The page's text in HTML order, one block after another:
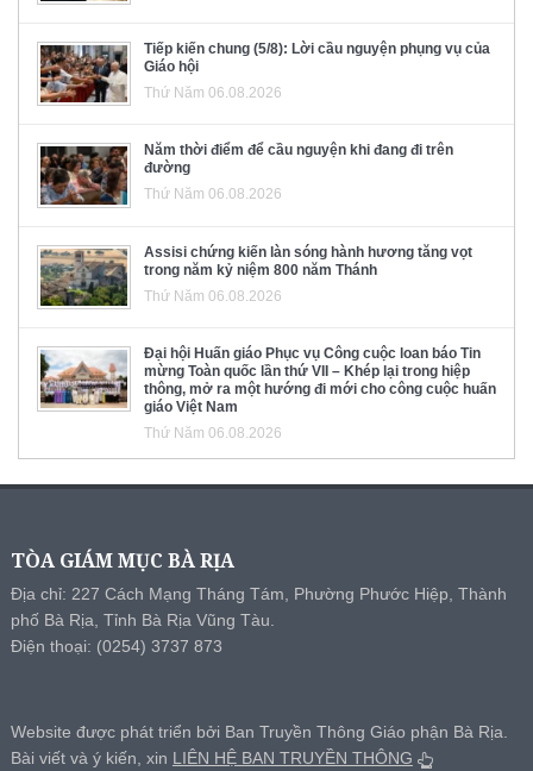
Tiếp kiến chung (5/8): Lời cầu nguyện phụng vụ của
Giáo hội
Thứ Năm 06.08.2026
Năm thời điểm để cầu nguyện khi đang đi trên
đường
Thứ Năm 06.08.2026
Assisi chứng kiến làn sóng hành hương tăng vọt
trong năm kỷ niệm 800 năm Thánh
Thứ Năm 06.08.2026
Đại hội Huấn giáo Phục vụ Công cuộc loan báo Tin
mừng Toàn quốc lần thứ VII – Khép lại trong hiệp
thông, mở ra một hướng đi mới cho công cuộc huấn
giáo Việt Nam
Thứ Năm 06.08.2026
TÒA GIÁM MỤC BÀ RỊA
Địa chỉ: 227 Cách Mạng Tháng Tám, Phường Phước Hiệp, Thành
phố Bà Rịa, Tỉnh Bà Rịa Vũng Tàu.
Điện thoại: (0254) 3737 873
Website được phát triển bởi Ban Truyền Thông Giáo phận Bà Rịa.
Bài viết và ý kiến, xin LIÊN HỆ BAN TRUYỀN THÔNG